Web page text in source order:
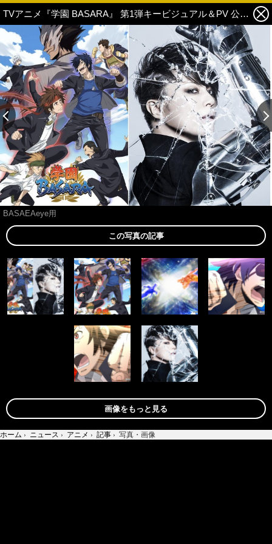
TVアニメ『学園 BASARA』 第1弾キービジュアル＆PV 公開！ テーマソングは西川貴教が担当！ 1枚目の写真・画像
BASAEAeye用
この写真の記事
画像をもっと見る
ホーム › ニュース › アニメ › 記事 › 写真・画像